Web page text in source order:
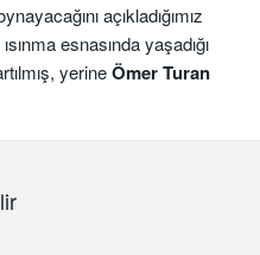
açıkladığımız
ısınma esnasında yaşadığı
yerineÖmer Turan